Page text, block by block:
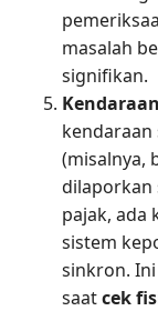
masalah
signifikan.
(misalnya,
dilaporkan
pajak, ada
sistem
sinkron.
saatcek